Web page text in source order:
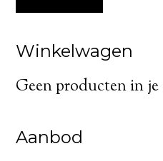
Winkelwagen
Geen producten in
Aanbod